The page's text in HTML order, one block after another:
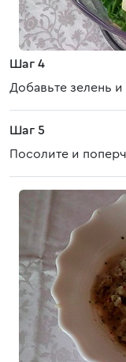
Шаг 4
Добавьте зелень и
Шаг 5
Посолите и